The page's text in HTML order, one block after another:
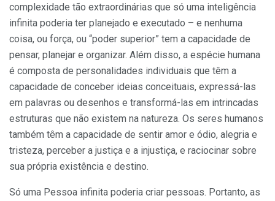
complexidade tão extraordinárias que só uma inteligência
infinita poderia ter planejado e executado – e nenhuma
coisa, ou força, ou “poder superior” tem a capacidade de
pensar, planejar e organizar. Além disso, a espécie humana
é composta de personalidades individuais que têm a
capacidade de conceber ideias conceituais, expressá-las
em palavras ou desenhos e transformá-las em intrincadas
estruturas que não existem na natureza. Os seres humanos
também têm a capacidade de sentir amor e ódio, alegria e
tristeza, perceber a justiça e a injustiça, e raciocinar sobre
sua própria existência e destino.
Só uma Pessoa infinita poderia criar pessoas. Portanto, as